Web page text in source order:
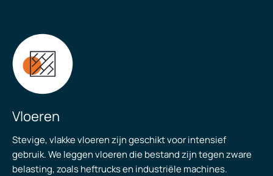
Vloeren
Stevige, vlakke vloeren zijn geschikt voor intensief
gebruik. We leggen vloeren die bestand zijn tegen zware
belasting, zoals heftrucks en industriële machines.